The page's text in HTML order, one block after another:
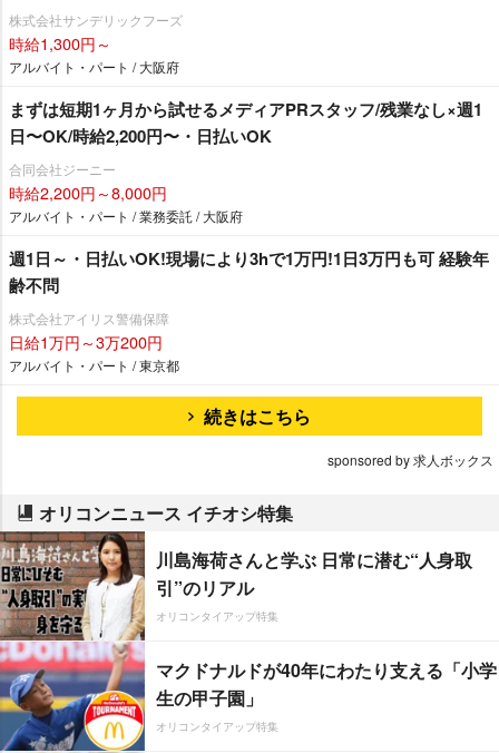
株式会社サンデリックフーズ
時給1,300円～
アルバイト・パート / 大阪府
まずは短期1ヶ月から試せるメディアPRスタッフ/残業なし×週1
日〜OK/時給2,200円〜・日払いOK
合同会社ジーニー
時給2,200円～8,000円
アルバイト・パート / 業務委託 / 大阪府
週1日～・日払いOK!現場により3hで1万円!1日3万円も可 経験年
齢不問
株式会社アイリス警備保障
日給1万円～3万200円
アルバイト・パート / 東京都
続きはこちら
sponsored by 求人ボックス
オリコンニュース イチオシ特集
川島海荷さんと学ぶ 日常に潜む“人身取
引”のリアル
オリコンタイアップ特集
マクドナルドが40年にわたり支える「小学
生の甲子園」
オリコンタイアップ特集